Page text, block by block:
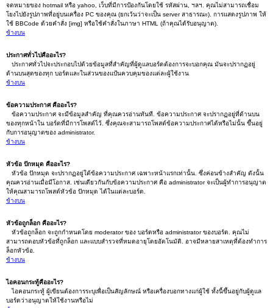
จดหมายของ hotmail หรือ yahoo, เว็บที่มีการป้องกันโดยใช้ รหัสผ่าน, ฯลฯ. คุณไม่สามารถเชื่อม
โยงไปยังรูปภาพที่อยู่บนเครื่อง PC ของคุณ (ยกเว้นว่าจะเป็น server สาธารณะ). การแสดงรูปภาพ ให้
ใช้ BBCode ด้วยคำสั่ง [img] หรือใช้คำสั่งในภาษา HTML (ถ้าคุณได้รับอนุญาต).
ข้างบน
ประกาศทั่วไปคืออะไร?
ประกาศทั่วไปจะประกอบไปด้วยข้อมูลที่สำคัญที่ผู้ดูแลบอร์ดต้องการจะบอกคุณ มันจะปรากฏอยู่
ด้านบนสุดของทุก บอร์ดและในส่วนของแป้นควบคุมของแต่ละผู้ใช้งาน
ข้างบน
ข้อความประกาศ คืออะไร?
ข้อความประกาศ จะมีข้อมูลสำคัญ ที่คุณควรอ่านทันที. ข้อความประกาศ จะปรากฏอยู่ที่ด้านบน
ของทุกหน้าใน บอร์ดที่มีการโพสต์ไว้. ซึ่งคุณจะสามารถโพสต์ข้อความประกาศได้หรือไม่นั้น ขึ้นอยู่
กับการอนุญาตของ administrator.
ข้างบน
หัวข้อ ปักหมุด คืออะไร?
หัวข้อ ปักหมุด จะปรากฏอยู่ใต้ข้อความประกาศ เฉพาะหน้าแรกเท่านั้น. ซึ่งค่อนข้างสำคัญ ดังนั้น
คุณควรอ่านเมื่อมีโอกาส. เช่นเดียวกันกับข้อความประกาศ คือ administrator จะเป็นผู้ทำการอนุญาต
ให้คุณสามารถโพสต์หัวข้อ ปักหมุด ได้ในแต่ละบอร์ด.
ข้างบน
หัวข้อถูกล็อก คืออะไร?
หัวข้อถูกล็อก จะถูกกำหนดโดย moderator ของ บอร์ดหรือ administrator ของบอร์ด. คุณไม่
สามารถตอบหัวข้อที่ถูกล็อก และแบบสำรวจที่หมดอายุโดยอัตโนมัติ. อาจมีหลายสาเหตุที่ต้องทำการ
ล็อกหัวข้อ.
ข้างบน
ไอคอนกระทู้คืออะไร?
ไอคอนกระทู้ ผู้เขียนต้องการระบุเพื่อเป็นสัญลักษณ์ หรือเครื่องบอกทางแก่ผู้ใช้ ทั้งนี้ขึ้นอยู่กับผู้ดูแล
บอร์ดว่าอนุญาตให้ใช้งานหรือไม่